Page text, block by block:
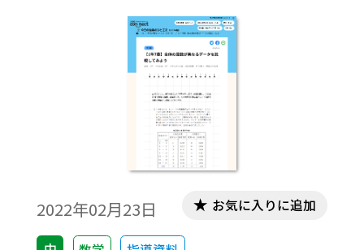
に考察し判断する構成となっています。
p.222、223では、最近は思うような結果を
残せていないサッカーチームの一員になっ
して現在のチーム状況を分析する方法を考
2022年02月23日 お気に入りに追加